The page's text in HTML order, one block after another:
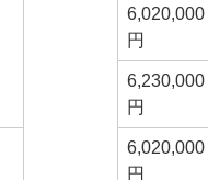
6,020,000
円
6,230,000
円
6,020,000
円